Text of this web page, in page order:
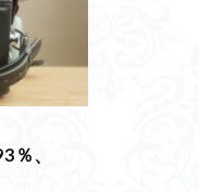
％、